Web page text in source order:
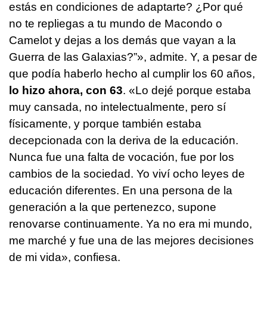
estás en condiciones de adaptarte? ¿Por qué
no te repliegas a tu mundo de Macondo o
Camelot y dejas a los demás que vayan a la
Guerra de las Galaxias?”», admite. Y, a pesar de
que podía haberlo hecho al cumplir los 60 años,
lo hizo ahora, con 63. «Lo dejé porque estaba
muy cansada, no intelectualmente, pero sí
físicamente, y porque también estaba
decepcionada con la deriva de la educación.
Nunca fue una falta de vocación, fue por los
cambios de la sociedad. Yo viví ocho leyes de
educación diferentes. En una persona de la
generación a la que pertenezco, supone
renovarse continuamente. Ya no era mi mundo,
me marché y fue una de las mejores decisiones
de mi vida», confiesa.